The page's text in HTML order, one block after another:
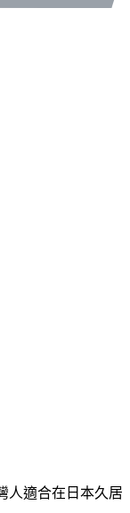
人適合在日本久居